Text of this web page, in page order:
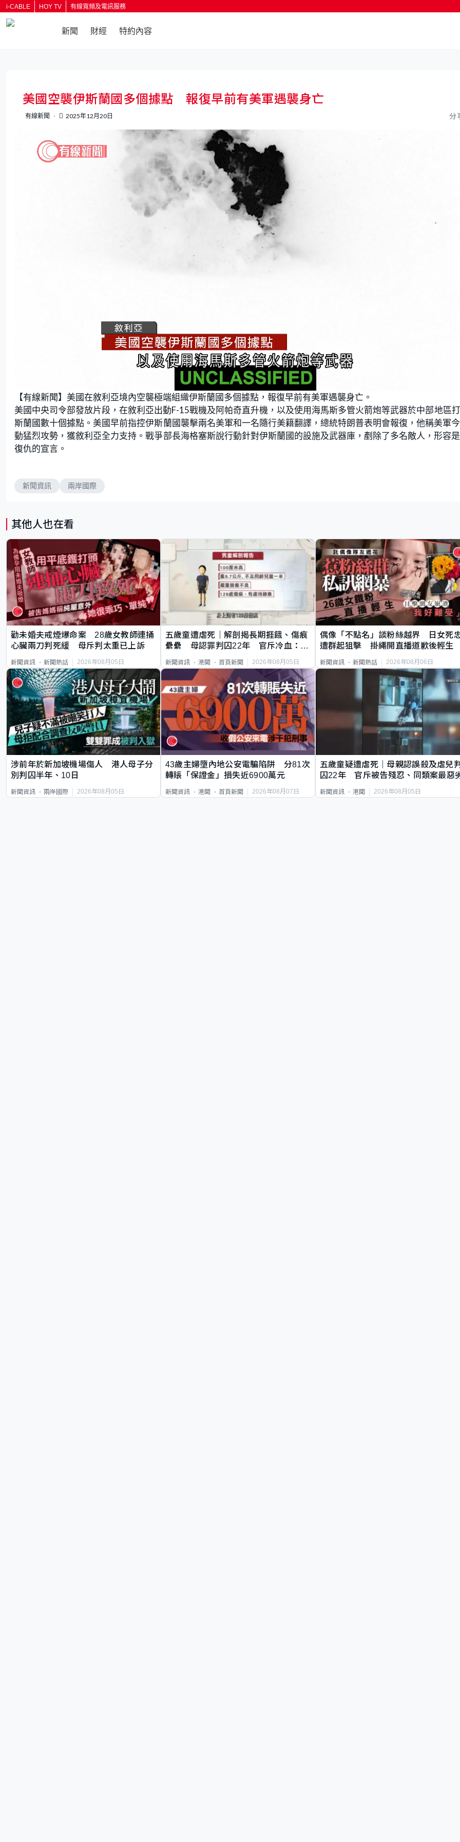
i-CABLE HOY TV 有線寬頻及電訊服務
新聞 財經 特約內容
美國空襲伊斯蘭國多個據點 報復早前有美軍遇襲身亡
有線新聞 2025年12月20日 分
m
u
t
e
a
d
d
6
5
2
2
【有線新聞】美國在敘利亞境內空襲極端組織伊斯蘭國多個據點，報復早前有美軍遇襲身亡。
美國中央司令部發放片段，在敘利亞出動F-15戰機及阿帕奇直升機，以及使用海馬斯多管火箭炮等武器於中部地區
斯蘭國數十個據點。美國早前指控伊斯蘭國襲擊兩名美軍和一名隨行美籍翻譯，總統特朗普表明會報復，他稱美軍
動猛烈攻勢，獲敘利亞全力支持。戰爭部長海格塞斯說行動針對伊斯蘭國的設施及武器庫，剷除了多名敵人，形容
復仇的宣言。
新聞資訊 兩岸國際
其他人也在看
勸未婚夫戒煙爆命案 28歲女教師連捅
心臟兩刀判死緩 母斥判太重已上訴
新聞資訊 新聞熱話 2026年08月05日
五歲童遭虐死｜解剖揭長期捱餓、傷痕
纍纍 母認罪判囚22年 官斥冷血：同
新聞資訊 港聞 首頁新聞 2026年08月05日
偶像「不點名」談粉絲越界 日女死
遭群起狙擊 掛繩開直播道歉後輕生
新聞資訊 新聞熱話 2026年08月06日
涉前年於新加坡機場傷人 港人母子分
別判囚半年、10日
新聞資訊 兩岸國際 2026年08月05日
43歲主婦墮內地公安電騙陷阱 分81次
轉賬「保證金」損失近6900萬元
新聞資訊 港聞 首頁新聞 2026年08月07日
五歲童疑遭虐死｜母親認誤殺及虐兒
囚22年 官斥被告殘忍、同類案最惡
新聞資訊 港聞 2026年08月05日